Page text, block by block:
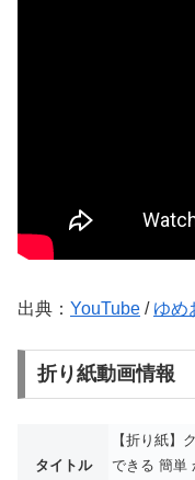
出典： YouTube / ゆめ
折り紙動画情報
タイトル
【折り紙】
できる 簡単